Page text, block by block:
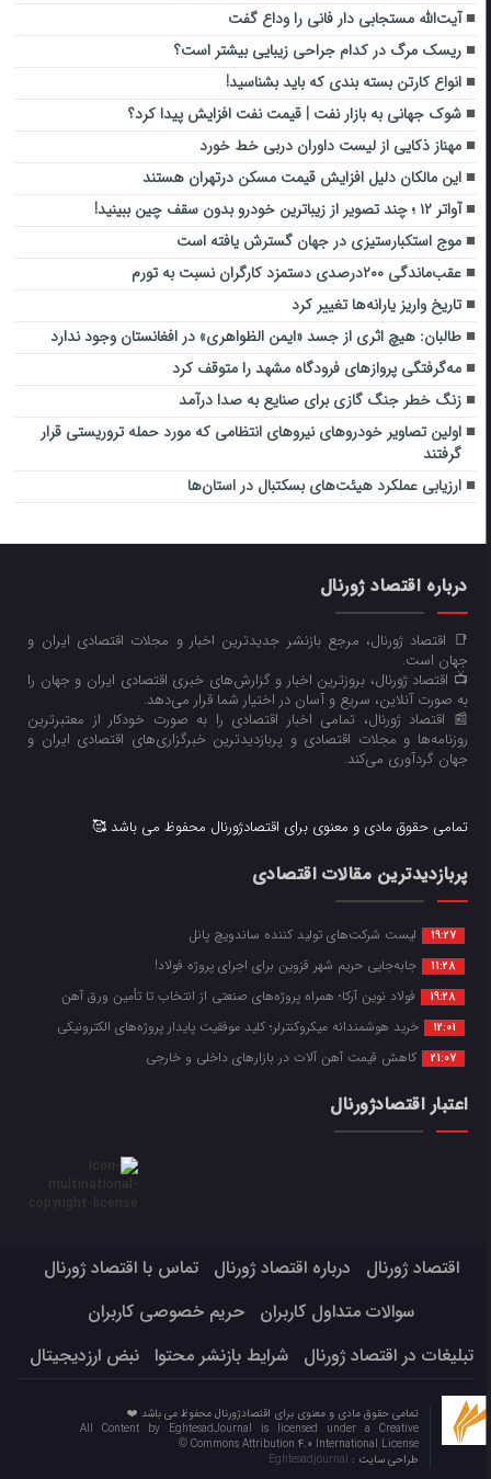
آیت‌الله مستجابی دار فانی را وداع گفت
ریسک مرگ در کدام جراحی زیبایی بیشتر است؟
انواع کارتن بسته بندی که باید بشناسید!
شوک جهانی به بازار نفت |‌ قیمت نفت افزایش پیدا کرد؟
مهناز ذکایی از لیست داوران دربی خط خورد
این مالکان دلیل افزایش قیمت مسکن درتهران هستند
آواتر ۱۲ ؛ چند تصویر از زیباترین خودرو بدون سقف چین ببینید!
موج استکبارستیزی در جهان گسترش یافته است
عقب‌ماندگی ۲۰۰درصدی دستمزد کارگران نسبت به تورم
تاریخ واریز یارانه‌ها تغییر کرد
طالبان: هیچ اثری از جسد «ایمن الظواهری» در افغانستان وجود ندارد
مه‌گرفتگی پروازهای فرودگاه مشهد را متوقف کرد
زنگ خطر جنگ گازی برای صنایع به صدا درآمد
اولین تصاویر خودروهای نیروهای انتظامی که مورد حمله تروریستی قرار
گرفتند
ارزیابی عملکرد هیئت‌های بسکتبال در استان‌ها
درباره اقتصاد ژورنال
📑 اقتصاد ژورنال، مرجع بازنشر جدیدترین اخبار و مجلات اقتصادی ایران و
جهان است.
📺 اقتصاد ژورنال، بروزترین اخبار و گزارش‌های خبری اقتصادی ایران و جهان را
به صورت آنلاین، سریع و آسان در اختیار شما قرار می‌‌دهد.
📰 اقتصاد ژورنال، تمامی اخبار اقتصادی را به صورت خودکار از معتبرترین
روزنامه‌ها و مجلات اقتصادی و پربازدیدترین خبرگزاری‌های اقتصادی ایران و
جهان گردآوری می‌کند.
تمامی حقوق مادی و معنوی برای اقتصادژورنال محفوظ می باشد 🥰
پربازدیدترین مقالات اقتصادی
19:27 لیست شرکت‌های تولید کننده ساندویچ پانل
11:28 جابه‌جایی حریم شهر قزوین برای اجرای پروژه فولاد!
19:28 فولاد نوین آرکا؛ همراه پروژه‌های صنعتی از انتخاب تا تأمین ورق آهن
12:01 خرید هوشمندانه میکروکنترلر؛ کلید موفقیت پایدار پروژه‌های الکترونیکی
21:07 کاهش قیمت آهن آلات در بازارهای داخلی و خارجی
اعتبار اقتصادژورنال
اقتصاد ژورنال درباره اقتصاد ژورنال
تماس با اقتصاد ژورنال
سوالات متداول کاربران
حریم خصوصی کاربران
تبلیغات در اقتصاد ژورنال
شرایط بازنشر محتوا نبض ارزدیجیتال
تمامی حقوق مادی و معنوی برای اقتصادژورنال محفوظ می باشد ❤️
All Content by EghtesadJournal is licensed under a Creative
Commons Attribution 4.0 International License ©️
طراحی سایت :